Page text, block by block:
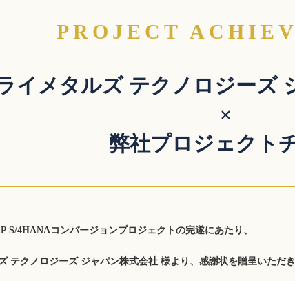
PROJECT
イメタルズ テクノロジーズ
×
弊社プロジェクト
S/4HANAコンバージョンプロジェクトの完遂にあたり、
テクノロジーズ ジャパン株式会社 様より、感謝状を贈呈いただき